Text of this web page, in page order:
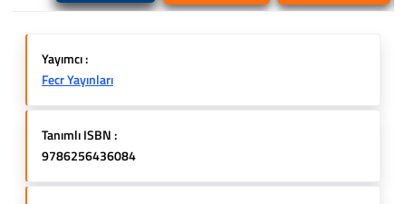
Yayımcı :
Fecr Yayınları
Tanımlı ISBN :
9786256436084